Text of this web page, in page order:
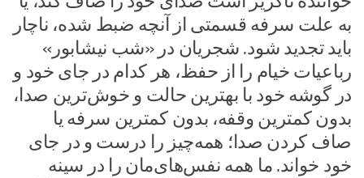
به علت سرفه قسمتی از آنچه ضبط شده، ناچار
باید تجدید شود. شجریان در «شب نیشابور»
رباعیات خیام را از حفظ، هر کدام در جای خود و
در گوشه خود با بهترین حالت و خوش‌ترین صدا،
بدون کمترین وقفه، بدون کمترین سرفه یا
صاف کردن صدا؛ همه‌چیز را درست و در جای
خود خواند. ما همه نفس‌های‌مان را در سینه